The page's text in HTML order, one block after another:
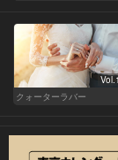
クォーターラバー